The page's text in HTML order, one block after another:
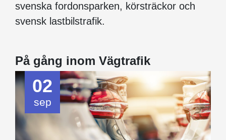
svenska fordonsparken, körsträckor och
svensk lastbilstrafik.
På gång inom Vägtrafik
02
sep